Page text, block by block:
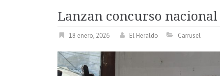
Lanzan concurso
18 enero, 2026 El Heraldo Carrusel